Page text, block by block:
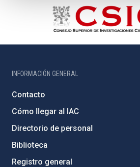
INFORMACIÓN GENERAL
Contacto
Cómo llegar al IAC
Directorio de personal
Biblioteca
Registro general